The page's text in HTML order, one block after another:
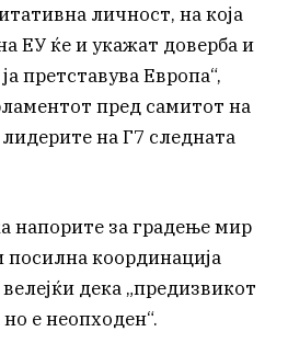
личност, на која
ЕУ ќе и укажат доверба и
претставува Европа“,
пред самитот на
на Г7 следната
напорите за градење мир
посилна координација
дека „предизвикот
е неопходен“.